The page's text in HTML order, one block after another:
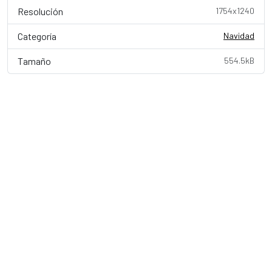
Resolución 1754x1240
Categoría Navidad
Tamaño 554.5kB